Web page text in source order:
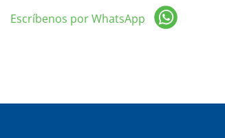
Escríbenos por WhatsApp